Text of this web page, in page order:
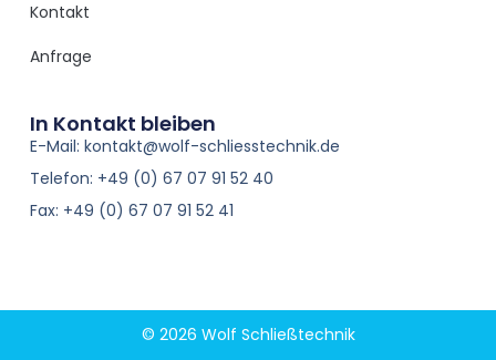
In Kontakt bleiben
E-Mail: kontakt@wolf-schliesstechnik.de
Telefon: +49 (0) 67 07 91 52 40
Fax: +49 (0) 67 07 91 52 41
Kontakt
Anfrage
© 2026 Wolf Schließtechnik